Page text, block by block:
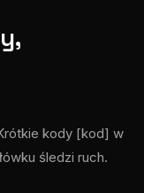
kody [kod] w
śledzi ruch.